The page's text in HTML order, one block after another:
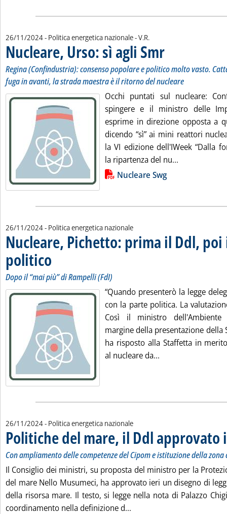
26/11/2024- Politica energetica nazionale -di:
V.R.
Nucleare, Urso: sì agli Smr. Sottotitolo: Regina
. Pubblicata martedì 26
Regina (Confindustria): consenso popolare e politico molto vasto.
fuga in avanti, la strada maestra è il ritorno del nucleare
Occhi puntati sul nucleare:
spingere e il ministro delle
esprime in direzione opposta a
dicendo “sì” ai mini reattori
la VI edizione dell'IWeek “Dalla
la ripartenza del nu...
Lista allegati PDF alla notizia
Nucleare Swg
26/11/2024- Politica energetica nazionale
Nucleare, Pichetto: prima il Ddl,
politico . Sottotitolo: Dopo il “mai più” di Rampelli (FdI)
. Pubblicata martedì 26 novembre 2024 alle 12.2.
Dopo il “mai più” di Rampelli (FdI)
“Quando presenterò la legge
con la parte politica. La
Così il ministro
margine della presentazione della
ha risposto alla Staffetta in
al nucleare da...
26/11/2024- Politica energetica nazionale
Politiche del mare, il Ddl approvato
Con ampliamento delle competenze del Cipom e istituzione della zona
Il Consiglio dei ministri, su proposta del ministro per la
del mare Nello Musumeci, ha approvato ieri un disegno di
della risorsa mare. Il testo, si legge nella nota di Palazzo
coordinamento nella definizione d...